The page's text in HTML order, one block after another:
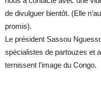
de divulguer bientôt. (Elle
promis).
Le président Sassou
spécialistes de partouzes et
ternissent l’image du Congo.